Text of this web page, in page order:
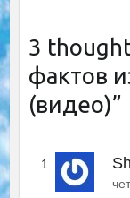
3
фактов
(видео)”